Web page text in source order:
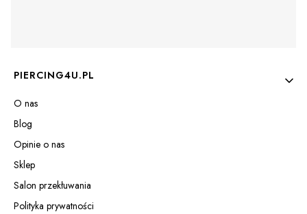
Linki w stopce
PIERCING4U.PL
O nas
Blog
Opinie o nas
Sklep
Salon przekłuwania
Polityka prywatności